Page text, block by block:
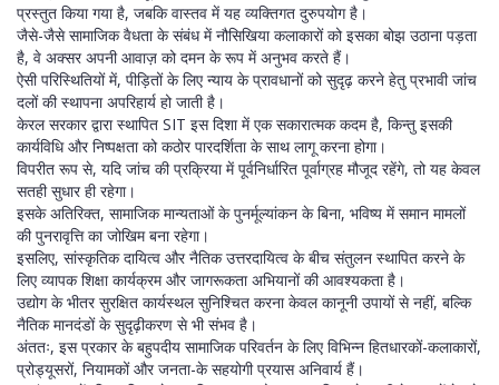
प्रस्तुत किया गया है, जबकि वास्तव में यह व्यक्तिगत दुरुपयोग है।
जैसे-जैसे सामाजिक वैधता के संबंध में नौसिखिया कलाकारों को इसका बोझ उठाना पड़ता
है, वे अक्सर अपनी आवाज़ को दमन के रूप में अनुभव करते हैं।
ऐसी परिस्थितियों में, पीड़ितों के लिए न्याय के प्रावधानों को सुदृढ़ करने हेतु प्रभावी जांच
दलों की स्थापना अपरिहार्य हो जाती है।
केरल सरकार द्वारा स्थापित SIT इस दिशा में एक सकारात्मक कदम है, किन्तु इसकी
कार्यविधि और निष्पक्षता को कठोर पारदर्शिता के साथ लागू करना होगा।
विपरीत रूप से, यदि जांच की प्रक्रिया में पूर्वनिर्धारित पूर्वाग्रह मौजूद रहेंगे, तो यह केवल
सतही सुधार ही रहेगा।
इसके अतिरिक्त, सामाजिक मान्यताओं के पुनर्मूल्यांकन के बिना, भविष्य में समान मामलों
की पुनरावृत्ति का जोखिम बना रहेगा।
इसलिए, सांस्कृतिक दायित्व और नैतिक उत्तरदायित्व के बीच संतुलन स्थापित करने के
लिए व्यापक शिक्षा कार्यक्रम और जागरूकता अभियानों की आवश्यकता है।
उद्योग के भीतर सुरक्षित कार्यस्थल सुनिश्चित करना केवल कानूनी उपायों से नहीं, बल्कि
नैतिक मानदंडों के सुदृढ़ीकरण से भी संभव है।
अंततः, इस प्रकार के बहुपदीय सामाजिक परिवर्तन के लिए विभिन्न हितधारकों-कलाकारों,
प्रोड्यूसरों, नियामकों और जनता-के सहयोगी प्रयास अनिवार्य हैं।